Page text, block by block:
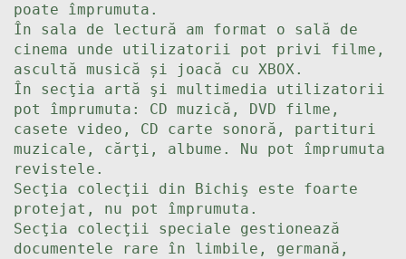
poate împrumuta.
În sala de lectură am format o sală de
cinema unde utilizatorii pot privi filme,
ascultă musică și joacă cu XBOX.
În secţia artă şi multimedia utilizatorii
pot împrumuta: CD muzică, DVD filme,
casete video, CD carte sonoră, partituri
muzicale, cărţi, albume. Nu pot împrumuta
revistele.
Secţia colecţii din Bichiş este foarte
protejat, nu pot împrumuta.
Secţia colecţii speciale gestionează
documentele rare în limbile, germană,